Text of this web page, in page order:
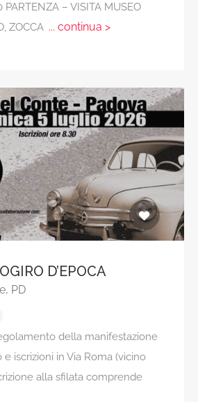
PARTENZA – VISITA MUSEO
ZOCCA... continua >
D’EPOCA
PD
della manifestazione
e iscrizioni in Via Roma (vicino
alla sfilata comprende